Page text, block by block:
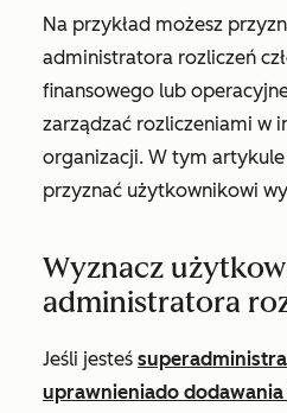
Na przykład możesz
administratora rozliczeń
finansowego lub
zarządzać rozliczeniami w
organizacji. W tym artykule
przyznać użytkownikowi
Wyznacz
administratora
Jeśli jesteś
uprawnieniado